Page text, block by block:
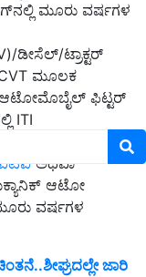
ಮೂರು ವರ್ಷಗಳ
ಡೀಸೆಲ್/ಟ್ರಾಕ್ಟರ್
ಮೂಲಕ
ಆಟೋಮೊಬೈಲ್ ಫಿಟ್ಟರ್
ITI
ಮೆಕ್ಯಾನಿಕ್
ಅಥವಾ
ಆಟೋ
ವರ್ಷಗಳ
ಜಾರಿ